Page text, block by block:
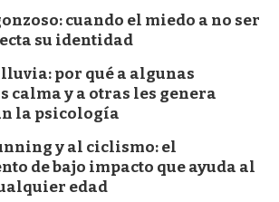
cuando el miedo a no ser
su identidad
por qué a algunas
calma y a otras les genera
la psicología
y al ciclismo: el
de bajo impacto que ayuda al
edad